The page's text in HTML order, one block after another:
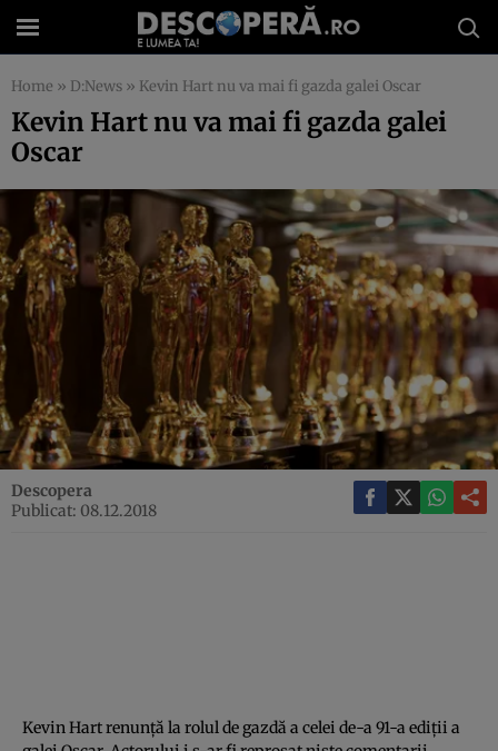
Home » D:News » Kevin Hart nu va mai fi gazda galei Oscar
Kevin Hart nu va mai fi gazda galei
Oscar
Descopera
Publicat: 08.12.2018
Kevin Hart renunţă la rolul de gazdă a celei de-a 91-a ediţii a